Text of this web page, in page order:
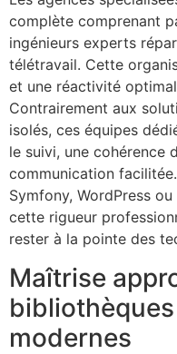
complète comprenant
ingénieurs experts
télétravail. Cette
et une réactivité
Contrairement aux
isolés, ces équipes
le suivi, une cohérence
communication
Symfony, WordPress
cette rigueur
rester à la pointe des
Maîtrise
modernes